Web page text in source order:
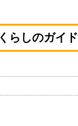
くらしのガイド